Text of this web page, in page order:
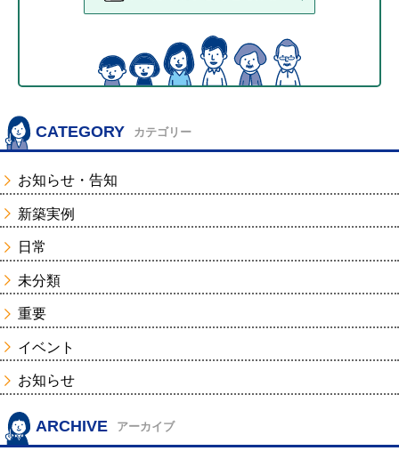
CATEGORY カテゴリー
お知らせ・告知
新築実例
日常
未分類
重要
イベント
お知らせ
ARCHIVE アーカイブ